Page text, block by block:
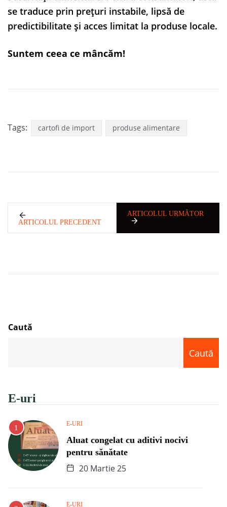
se traduce prin prețuri instabile, lipsă de
predictibilitate și acces limitat la produse locale.
Suntem ceea ce mâncăm!
Tags: cartofi de import produse alimentare
ARTICOLUL PRECEDENT
ARTICOLUL URMĂTOR
Caută
Caută
E-uri
E-URI
Aluat congelat cu aditivi nocivi
pentru sănătate
20 Martie 25
E-URI